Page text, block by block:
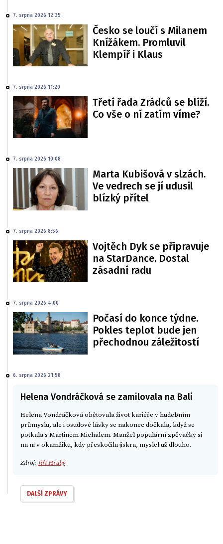
7. srpna 2026 12:35
Česko se loučí s Milanem
Knížákem. Promluvil
Klempíř i Klaus
7. srpna 2026 11:20
Třetí řada Zrádců se blíží.
Co vše o ní zatím víme?
7. srpna 2026 10:08
Marta Kubišová v slzách.
Ve vedrech se jí udusil
blízký přítel
7. srpna 2026 8:56
Vojtěch Dyk se připravuje
na StarDance. Dostal
zásadní radu
7. srpna 2026 4:00
Počasí do konce týdne.
Pokles teplot bude jen
přechodnou záležitostí
6. srpna 2026 21:58
Helena Vondráčková se zamilovala na Bali
Helena Vondráčková obětovala život kariéře v hudebním
průmyslu, ale i osudové lásky se nakonec dočkala, když se
potkala s Martinem Michalem. Manžel populární zpěvačky si
na ni v okamžiku, kdy přeskočila jiskra, myslel už dlouho.
Zdroj: Jiří Hrubý
DALŠÍ ZPRÁVY